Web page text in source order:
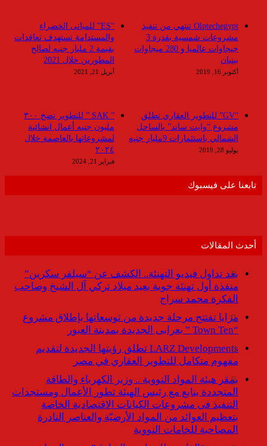
“ES” للمبانى الخضراء
والمستدامة تستهدف تعاقدات
بقيمة 2 مليار جنيه لصالح
المطورين خلال 2021
أبريل 21, 2021
Olptechegypt تنتهي من تنفيذ
مشروعات شمسية بقدرة 3
جيجاوات عالميا و 280 ميجاوات
ببنبان
أكتوبر 16, 2019
” SAK ” للتطوير تضخ ٣٠٠
مليون جنيه أعمال انشائية
لمشروعاتها بالعاصمة خلال
٢٠٢٤
فبراير 21, 2024
“GV” للتطوير العقاري تطلق
مشروع “وايت ساند” بالساحل
الشمالي باستثمارات 9مليار جنيه
يوليو 28, 2019
تابعنا على فيسبوك
أحدث المقالات
بعد تداول فيديو التهنئة.. الكشف عن “سيلفر سكرين”
منفذة أول تهنئة جوية بعيد ميلاد تركي آل الشيخ وصاحب
الفكرة محمد سراج
مزايا تفتتح مرحلة جديدة من توسعاتها بإطلاق مشروع
“Town Ten ” بعرابى الجديدة بمدينة العبور
LARZ Developments تطلق رؤيتها الجديدة لتقديم
مفهوم متكامل للتطوير العقاري في مصر
بمقر هيئة المواد النووية .. وزير الكهرباء والطاقة
المتجددة يتابع مع رئيس الهيئة تطور الأعمال ومستجدات
التنفيذ فى مشروعات الكيانات الاقتصادية الخاصة
بتعظيم العوائد من المواد الأرضيّة والعناصر النادرة
المصاحبة للخامات النووية